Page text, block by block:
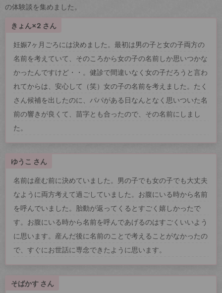
の体験談を集めました。
きょん×2 さん
妊娠7ヶ月ごろには決めました。最初は男の子と女の子両方の
名前を考えていて、そのころから女の子の名前しか思いつかな
かったんですけど・・。健診で間違いなく女の子だろうと言わ
れてからは、安心して（笑）女の子の名前を考えました。たく
さん候補を出したのに、パパがある日なんとなく思いついた名
前の響きが良くて、苗字とも合ったので、その名前にしまし
た。
ゆうこ さん
名前は産む前に決めていました。男の子でも女の子でも大丈夫
なように両方考えて過ごしていました。お腹にいる時から名前
を呼んでいました。胎動が返ってくるとすごく嬉しかったで
す。お腹にいる時から名前を呼んであげるのはすごくいいよう
に思います。産んだ後に名前のことで考えることがなかったの
で、すぐにお世話に専念できたように思います。
そばかす さん